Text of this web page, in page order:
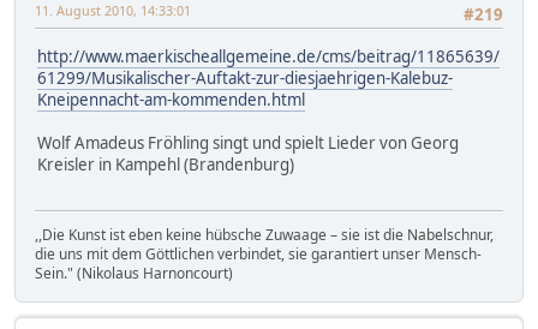
#219
11. August 2010, 14:33:01
http://www.maerkischeallgemeine.de/cms/beitrag/11865639/
61299/Musikalischer-Auftakt-zur-diesjaehrigen-Kalebuz-
Kneipennacht-am-kommenden.html
Wolf Amadeus Fröhling singt und spielt Lieder von Georg
Kreisler in Kampehl (Brandenburg)
,,Die Kunst ist eben keine hübsche Zuwaage – sie ist die Nabelschnur,
die uns mit dem Göttlichen verbindet, sie garantiert unser Mensch-
Sein." (Nikolaus Harnoncourt)